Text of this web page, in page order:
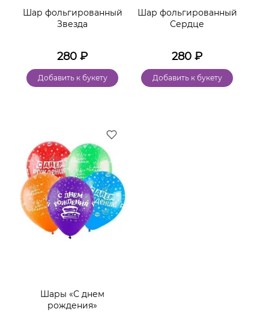
Шар фольгированный
Звезда
280 ₽
Добавить к букету
Шар фольгированный
Сердце
280 ₽
Добавить к букету
Шары «С днем
рождения»